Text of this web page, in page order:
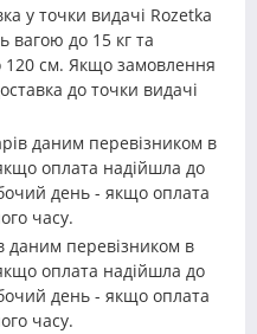
у точки видачі Rozetka
вагою до 15 кг та
см. Якщо замовлення
до точки видачі
даним перевізником в
оплата надійшла до
день - якщо оплата
часу.
даним перевізником в
оплата надійшла до
день - якщо оплата
часу.